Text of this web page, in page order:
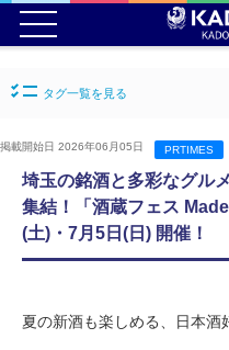
タグ一覧を見る
掲載開始日 2026年06月05日 PRTIMES
埼玉の銘酒と多彩なグル
集結！「酒蔵フェス
(土)・7月5日(日) 開催！
夏の新酒も楽しめる、日本酒